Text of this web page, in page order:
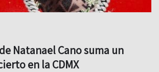
Natanael Cano suma un
en la CDMX